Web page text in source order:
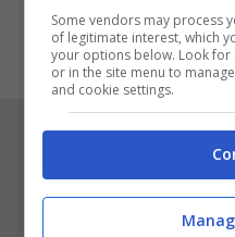
A questo punto,
scodella, aggiungi
scolata, le olive
dissalati e
Some vendors may process
of legitimate interest, which
your options below. Look
or in the site menu to
and cookie settings.